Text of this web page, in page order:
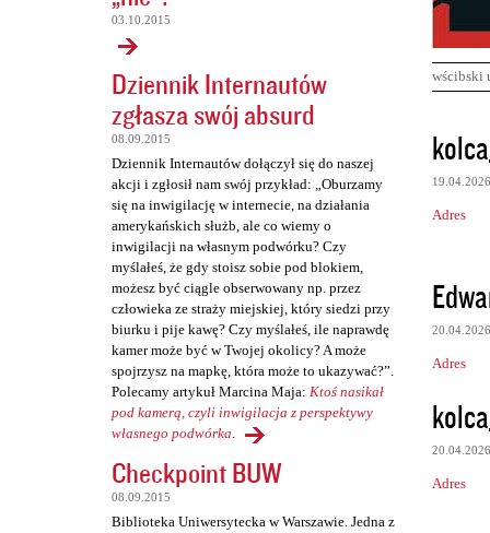
03.10.2015
Dziennik Internautów
zgłasza swój absurd
08.09.2015
Dziennik Internautów dołączył się do naszej
akcji i zgłosił nam swój przykład: „Oburzamy
się na inwigilację w internecie, na działania
amerykańskich służb, ale co wiemy o
inwigilacji na własnym podwórku? Czy
myślałeś, że gdy stoisz sobie pod blokiem,
możesz być ciągle obserwowany np. przez
człowieka ze straży miejskiej, który siedzi przy
biurku i pije kawę? Czy myślałeś, ile naprawdę
kamer może być w Twojej okolicy? A może
spojrzysz na mapkę, która może to ukazywać?”.
Polecamy artykuł Marcina Maja: Ktoś nasikał
pod kamerą, czyli inwigilacja z perspektywy
własnego podwórka.
Checkpoint BUW
08.09.2015
Biblioteka Uniwersytecka w Warszawie. Jedna z
wścibski
K
o
m
e
t
a
r
e
19.04.2026
Adres
20.04.2026
Adres
20.04.2026
Adres